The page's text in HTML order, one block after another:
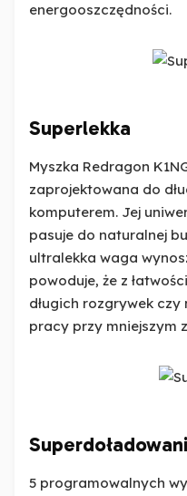
energooszczędności.
Superlekka
Myszka Redragon
zaprojektowana do
komputerem. Jej
pasuje do naturalnej
ultralekka waga
powoduje, że z
długich rozgrywek
pracy przy mniejszym
5 programowalnych